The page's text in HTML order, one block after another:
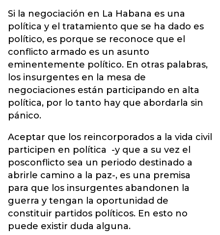
Si la negociación en La Habana es una
política y el tratamiento que se ha dado es
político, es porque se reconoce que el
conflicto armado es un asunto
eminentemente político. En otras palabras,
los insurgentes en la mesa de
negociaciones están participando en alta
política, por lo tanto hay que abordarla sin
pánico.
Aceptar que los reincorporados a la vida civil
participen en política -y que a su vez el
posconflicto sea un periodo destinado a
abrirle camino a la paz-, es una premisa
para que los insurgentes abandonen la
guerra y tengan la oportunidad de
constituir partidos políticos. En esto no
puede existir duda alguna.